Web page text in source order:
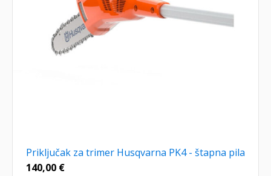
Priključak za trimer Husqvarna PK4 - štapna pila
140,00 €